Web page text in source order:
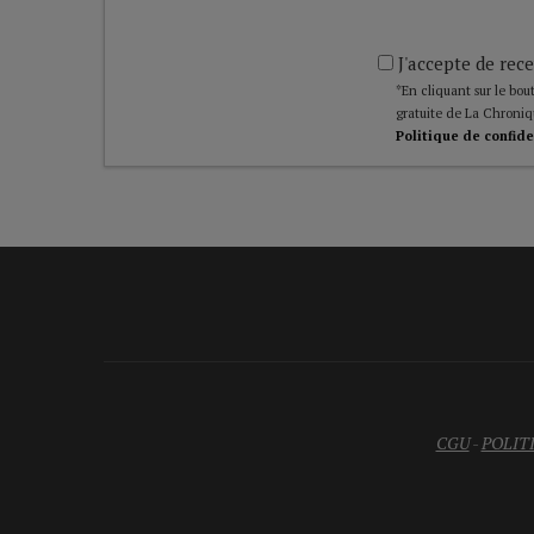
J'accepte de
*En cliquant sur le
gratuite de La
Politique de
CGU-